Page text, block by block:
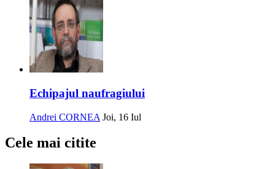
Echipajul naufragiului
Andrei CORNEA Joi, 16 Iul
Cele mai citite